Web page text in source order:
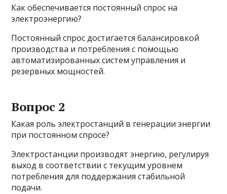
Как обеспечивается постоянный спрос на
электроэнергию?
Постоянный спрос достигается балансировкой
производства и потребления с помощью
автоматизированных систем управления и
резервных мощностей.
Вопрос 2
Какая роль электростанций в генерации энергии
при постоянном спросе?
Электростанции производят энергию, регулируя
выход в соответствии с текущим уровнем
потребления для поддержания стабильной
подачи.